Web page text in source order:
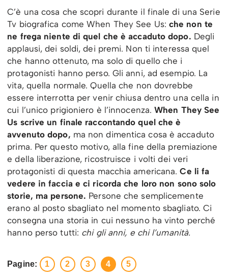
C’è una cosa che scopri durante il finale di una Serie
Tv biografica come When They See Us: che non te
ne frega niente di quel che è accaduto dopo. Degli
applausi, dei soldi, dei premi. Non ti interessa quel
che hanno ottenuto, ma solo di quello che i
protagonisti hanno perso. Gli anni, ad esempio. La
vita, quella normale. Quella che non dovrebbe
essere interrotta per venir chiusa dentro una cella in
cui l’unico prigioniero è l’innocenza.When They See
Us scrive un finale raccontando quel che è
avvenuto dopo, ma non dimentica cosa è accaduto
prima. Per questo motivo, alla fine della premiazione
e della liberazione, ricostruisce i volti dei veri
protagonisti di questa macchia americana.Ce li fa
vedere in faccia e ci ricorda che loro non sono solo
storie, ma persone. Persone che semplicemente
erano al posto sbagliato nel momento sbagliato. Ci
consegna una storia in cui nessuno ha vinto perché
hanno perso tutti: chi gli anni, e chi l’umanità.
Pagine: 1 2 3 4 5